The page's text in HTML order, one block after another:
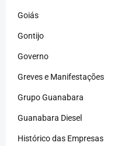
Goiás
Gontijo
Governo
Greves e Manifestações
Grupo Guanabara
Guanabara Diesel
Histórico das Empresas